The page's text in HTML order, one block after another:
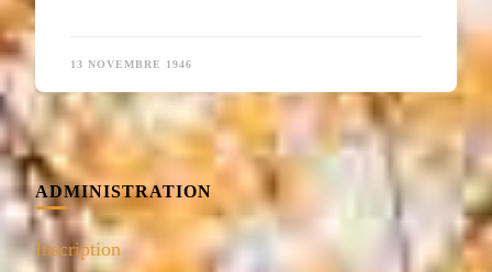
13 NOVEMBRE 1946
ADMINISTRATION
Inscription